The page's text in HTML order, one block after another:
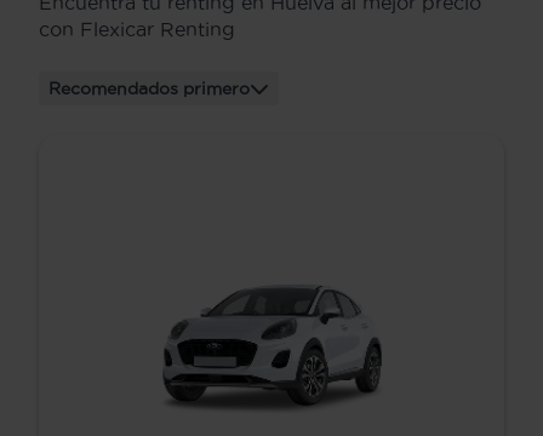
con Flexicar Renting
Recomendados primero